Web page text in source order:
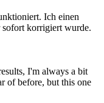
Ich einen
sofort korrigiert wurde.
I'm always a bit
of before, but this one